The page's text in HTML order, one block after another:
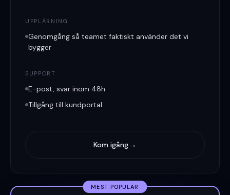
UPPLÄRNING
Genomgång så teamet faktiskt använder det vi
bygger
SUPPORT
E-post, svar inom 48h
Tillgång till kundportal
Kom igång→
MEST POPULÄR